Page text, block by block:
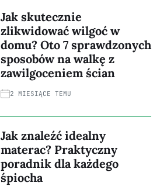
Jak skutecznie
zlikwidować wilgoć w
domu? Oto 7 sprawdzonych
sposobów na walkę z
zawilgoceniem ścian
2 MIESIĄCE TEMU
Jak znaleźć idealny
materac? Praktyczny
poradnik dla każdego
śpiocha